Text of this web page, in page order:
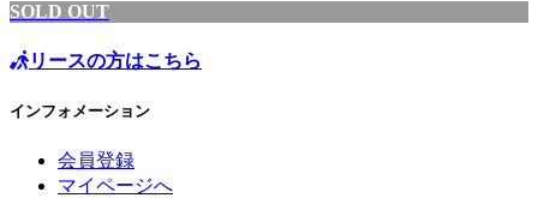
SOLD OUT
リースの方はこちら
インフォメーション
会員登録
マイページへ